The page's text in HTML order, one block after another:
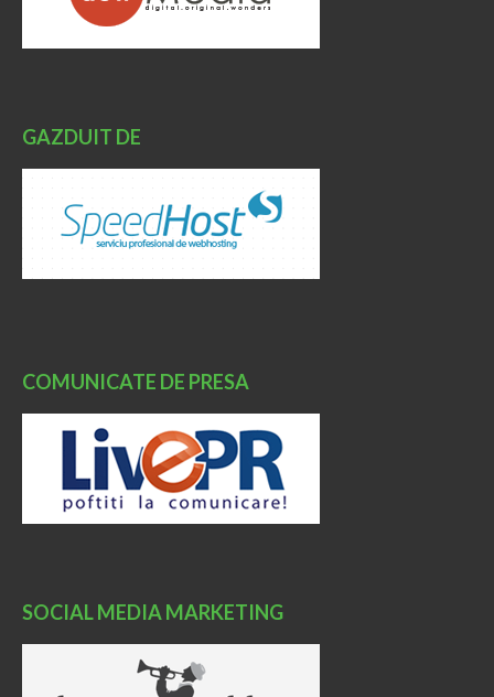
GAZDUIT DE
COMUNICATE DE PRESA
SOCIAL MEDIA MARKETING